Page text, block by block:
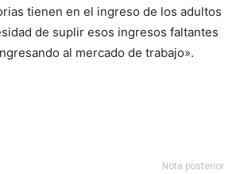
tienen en el ingreso de los adultos
de suplir esos ingresos faltantes
al mercado de trabajo».
Nota posterior